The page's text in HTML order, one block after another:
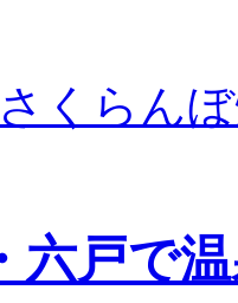
くらん
六戸で